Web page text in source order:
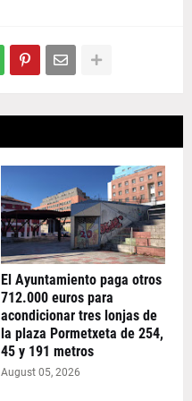
El Ayuntamiento paga otros
712.000 euros para
acondicionar tres lonjas de
la plaza Pormetxeta de 254,
45 y 191 metros
August 05, 2026